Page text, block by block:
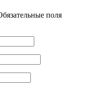
поля